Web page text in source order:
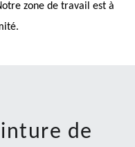
zone de travail est à
de